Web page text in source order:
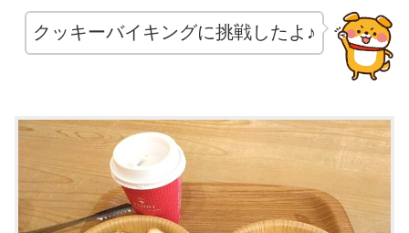
クッキーバイキングに挑戦したよ♪